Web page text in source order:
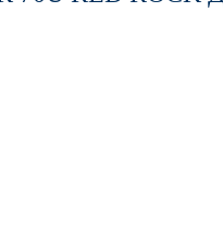
BLADE SILVER,